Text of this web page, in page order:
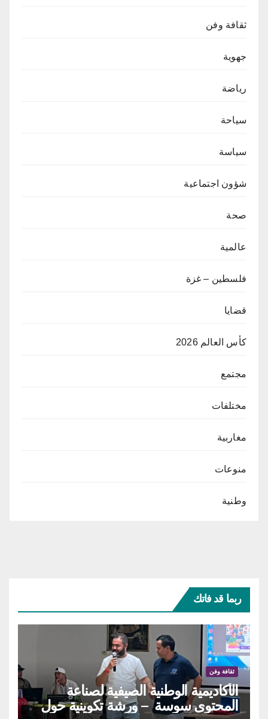
ثقافة وفن
جهوية
رياضة
سياحة
سياسة
شؤون اجتماعية
صحة
عالمية
فلسطين – غزة
قضايا
كأس العالم 2026
مجتمع
مختلفات
مغاربية
منوعات
وطنية
ربما قد فاتك
ثقافة وفن
الأكاديمية الوطنية الصيفية لصناعة
المحتوى سوسة – ورشة تكوينية حول